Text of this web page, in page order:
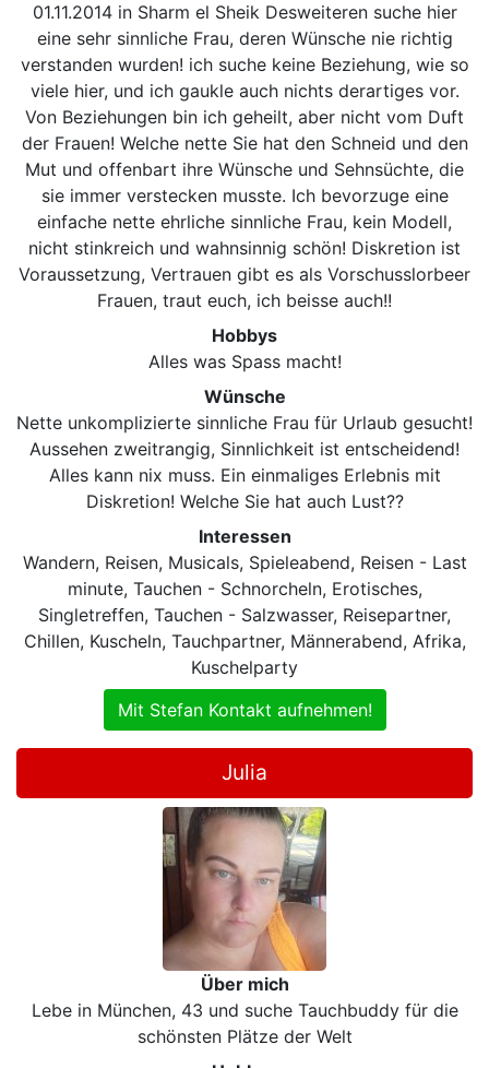
01.11.2014 in Sharm el Sheik Desweiteren suche hier
eine sehr sinnliche Frau, deren Wünsche nie richtig
verstanden wurden! ich suche keine Beziehung, wie so
viele hier, und ich gaukle auch nichts derartiges vor.
Von Beziehungen bin ich geheilt, aber nicht vom Duft
der Frauen! Welche nette Sie hat den Schneid und den
Mut und offenbart ihre Wünsche und Sehnsüchte, die
sie immer verstecken musste. Ich bevorzuge eine
einfache nette ehrliche sinnliche Frau, kein Modell,
nicht stinkreich und wahnsinnig schön! Diskretion ist
Voraussetzung, Vertrauen gibt es als Vorschusslorbeer
Frauen, traut euch, ich beisse auch!!
Hobbys
Alles was Spass macht!
Wünsche
Nette unkomplizierte sinnliche Frau für Urlaub gesucht!
Aussehen zweitrangig, Sinnlichkeit ist entscheidend!
Alles kann nix muss. Ein einmaliges Erlebnis mit
Diskretion! Welche Sie hat auch Lust??
Interessen
Wandern, Reisen, Musicals, Spieleabend, Reisen - Last
minute, Tauchen - Schnorcheln, Erotisches,
Singletreffen, Tauchen - Salzwasser, Reisepartner,
Chillen, Kuscheln, Tauchpartner, Männerabend, Afrika,
Kuschelparty
Mit Stefan Kontakt aufnehmen!
Julia
Über mich
Lebe in München, 43 und suche Tauchbuddy für die
schönsten Plätze der Welt